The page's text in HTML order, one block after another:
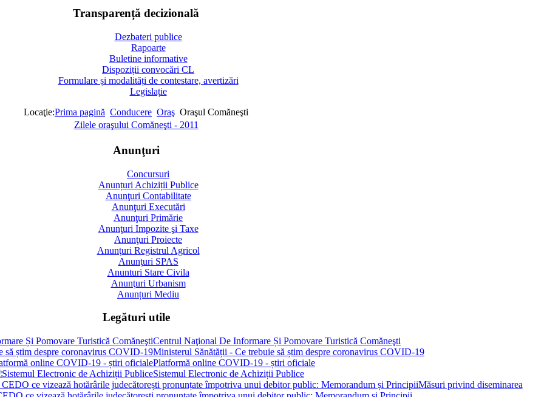
Transparență decizională
Dezbateri publice
Rapoarte
Buletine informative
Dispoziții convocări CL
Formulare și modalități de contestare, avertizări
Legislație
Locaţie:Prima pagină Conducere Oraş Oraşul Comăneşti
Zilele oraşului Comăneşti - 2011
Anunţuri
Concursuri
Anunțuri Achiziții Publice
Anunţuri Contabilitate
Anunţuri Executări
Anunţuri Primărie
Anunţuri Impozite şi Taxe
Anunţuri Proiecte
Anunţuri Registrul Agricol
Anunţuri SPAS
Anunturi Stare Civila
Anunţuri Urbanism
Anunțuri Mediu
Legături utile
Centrul Naţional De Informare Și Pomovare Turistică Comăneşti
Ministerul Sănătății - Ce trebuie să știm despre coronavirus COVID-19
Platformă online COVID-19 - știri oficiale
Sistemul Electronic de Achiziții Publice
Măsuri privind diseminarea